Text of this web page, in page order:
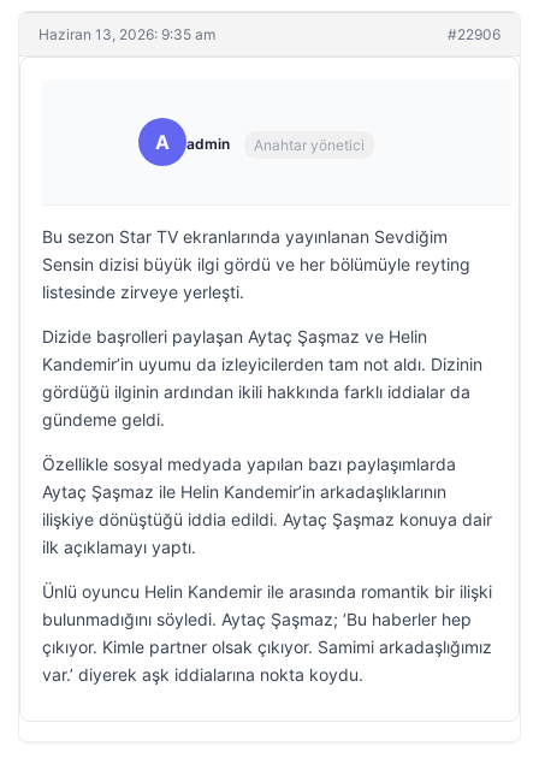
Haziran 13, 2026: 9:35 am #22906
A admin Anahtar yönetici
Bu sezon Star TV ekranlarında yayınlanan Sevdiğim
Sensin dizisi büyük ilgi gördü ve her bölümüyle reyting
listesinde zirveye yerleşti.
Dizide başrolleri paylaşan Aytaç Şaşmaz ve Helin
Kandemir’in uyumu da izleyicilerden tam not aldı. Dizinin
gördüğü ilginin ardından ikili hakkında farklı iddialar da
gündeme geldi.
Özellikle sosyal medyada yapılan bazı paylaşımlarda
Aytaç Şaşmaz ile Helin Kandemir’in arkadaşlıklarının
ilişkiye dönüştüğü iddia edildi. Aytaç Şaşmaz konuya dair
ilk açıklamayı yaptı.
Ünlü oyuncu Helin Kandemir ile arasında romantik bir ilişki
bulunmadığını söyledi. Aytaç Şaşmaz; ‘Bu haberler hep
çıkıyor. Kimle partner olsak çıkıyor. Samimi arkadaşlığımız
var.’ diyerek aşk iddialarına nokta koydu.